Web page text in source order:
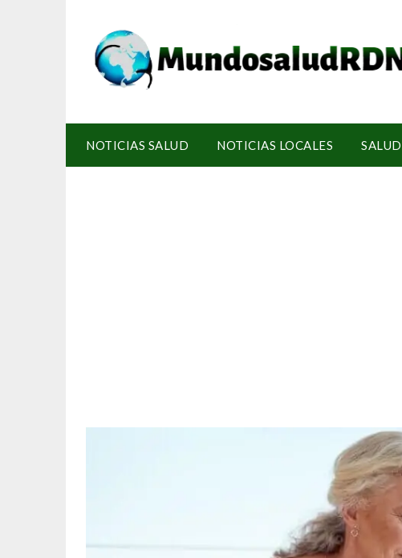
NOTICIAS SALUD NOTICIAS LOCALES